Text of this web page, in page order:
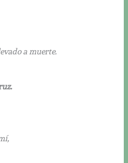
a muerte.